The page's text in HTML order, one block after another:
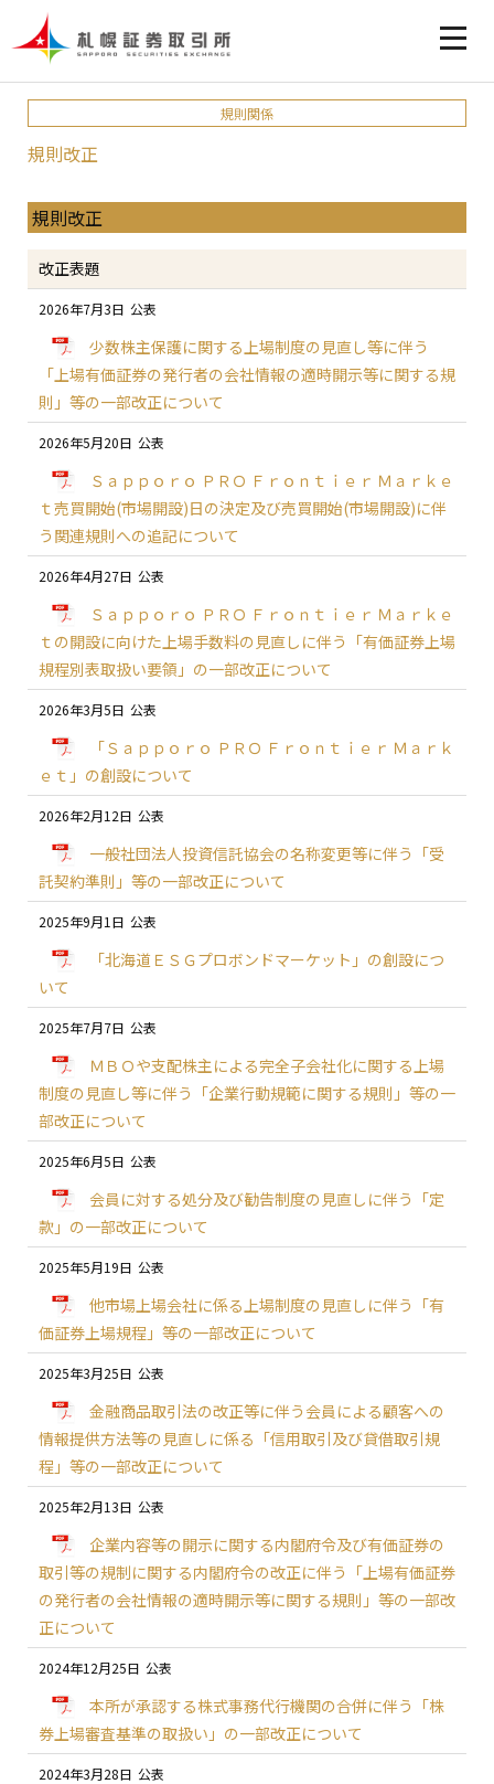
規則関係
規則改正
規則改正
改正表題
2026年7月3日
少数株主保護に関する上場制度の見直し等に伴う
「上場有価証券の発行者の会社情報の適時開示等に関する規
則」等の一部改正について
2026年5月20日
Ｓａｐｐｏｒｏ ＰＲＯ Ｆｒｏｎｔｉｅｒ Ｍａｒｋｅ
ｔ売買開始(市場開設)日の決定及び売買開始(市場開設)に伴
う関連規則への追記について
2026年4月27日
Ｓａｐｐｏｒｏ ＰＲＯ Ｆｒｏｎｔｉｅｒ Ｍａｒｋｅ
ｔの開設に向けた上場手数料の見直しに伴う「有価証券上場
規程別表取扱い要領」の一部改正について
2026年3月5日
「Ｓａｐｐｏｒｏ ＰＲＯ Ｆｒｏｎｔｉｅｒ Ｍａｒｋ
ｅｔ」の創設について
2026年2月12日
一般社団法人投資信託協会の名称変更等に伴う「受
託契約準則」等の一部改正について
2025年9月1日
「北海道ＥＳＧプロボンドマーケット」の創設につ
いて
2025年7月7日
ＭＢＯや支配株主による完全子会社化に関する上場
制度の見直し等に伴う「企業行動規範に関する規則」等の一
部改正について
2025年6月5日
会員に対する処分及び勧告制度の見直しに伴う「定
款」の一部改正について
2025年5月19日
他市場上場会社に係る上場制度の見直しに伴う「有
価証券上場規程」等の一部改正について
2025年3月25日
金融商品取引法の改正等に伴う会員による顧客への
情報提供方法等の見直しに係る「信用取引及び貸借取引規
程」等の一部改正について
2025年2月13日
企業内容等の開示に関する内閣府令及び有価証券の
取引等の規制に関する内閣府令の改正に伴う「上場有価証券
の発行者の会社情報の適時開示等に関する規則」等の一部改
正について
2024年12月25日
本所が承認する株式事務代行機関の合併に伴う「株
券上場審査基準の取扱い」の一部改正について
2024年3月28日